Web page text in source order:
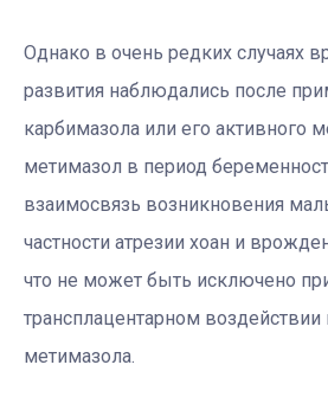
Однако в очень редких случаях
развития наблюдались после
карбимазола или его активного
метимазол в период
взаимосвязь возникновения
частности атрезии хоан и
что не может быть исключено
трансплацентарном воздействии
метимазола.